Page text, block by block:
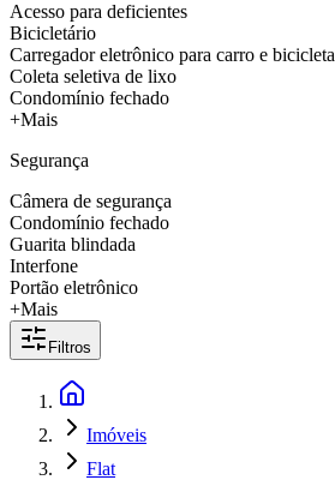
Acesso para deficientes
Bicicletário
Carregador eletrônico para carro e bicicleta
Coleta seletiva de lixo
Condomínio fechado
+Mais
Segurança
Câmera de segurança
Condomínio fechado
Guarita blindada
Interfone
Portão eletrônico
+Mais
Filtros
Imóveis
Flat